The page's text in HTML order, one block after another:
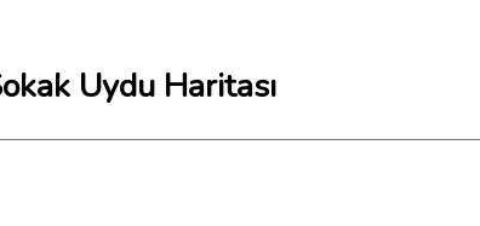
Uydu Haritası